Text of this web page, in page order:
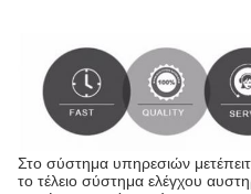
Στο σύστημα υπηρεσιών
το τέλειο σύστημα ελέγχου